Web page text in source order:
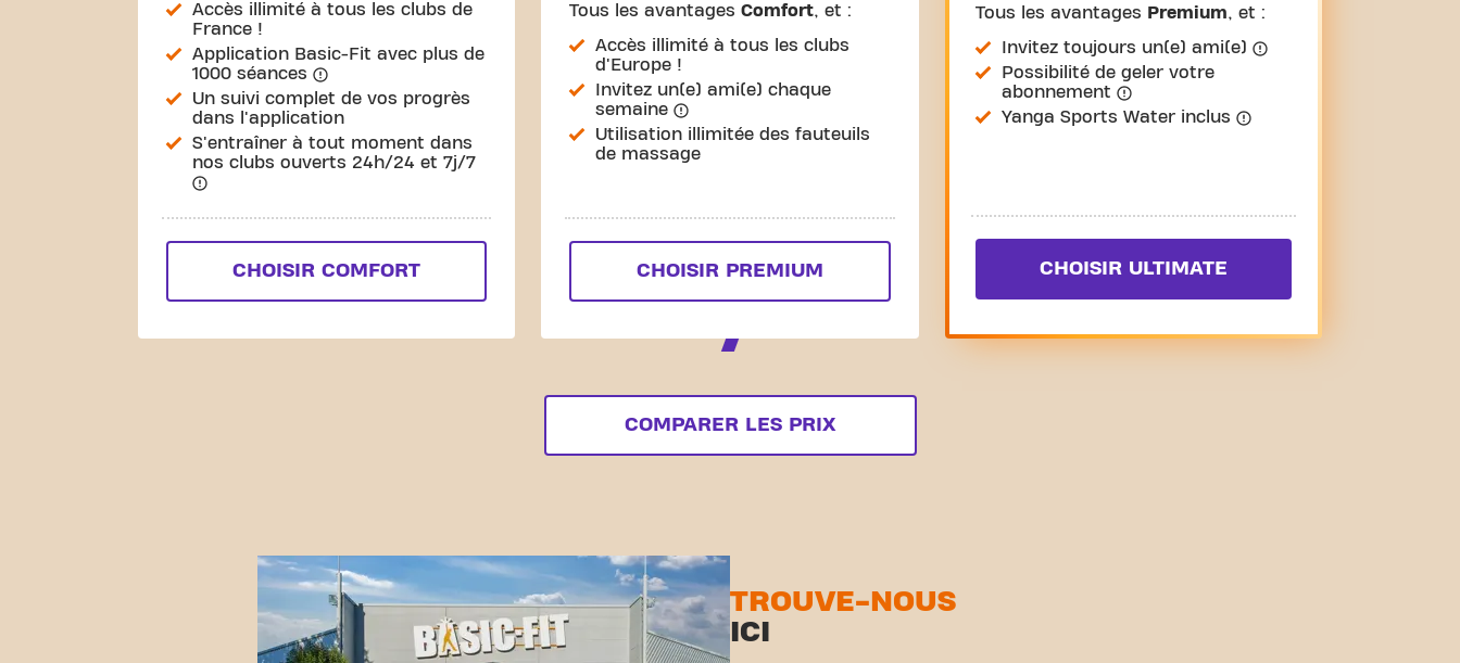
Accès illimité à tous les clubs de
France !
Application Basic-Fit avec plus de
1000 séances
Un suivi complet de vos progrès
dans l'application
S'entraîner à tout moment dans
nos clubs ouverts 24h/24 et 7j/7
CHOISIR COMFORT
Tous les avantagesComfort, et :
Accès illimité à tous les clubs
d'Europe !
Invitez un(e) ami(e) chaque
semaine
Utilisation illimitée des fauteuils
de massage
CHOISIR PREMIUM
Tous les avantages Premium, et :
Invitez toujours un(e) ami(e)
Possibilité de geler votre
abonnement
Yanga Sports Water inclus
CHOISIR ULTIMATE
COMPARER LES PRIX
TROUVE-NOUS
ICI